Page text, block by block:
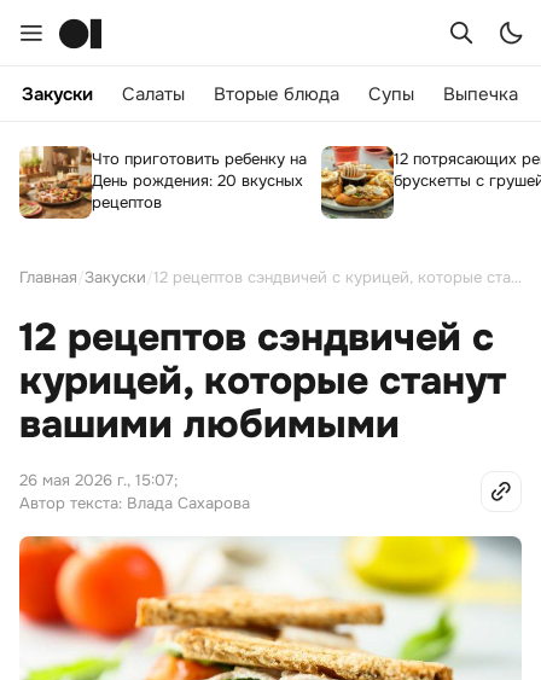
Закуски Салаты Вторые блюда Супы Выпечка
Что приготовить ребенку на
День рождения: 20 вкусных
рецептов
12 потрясающих
брускетты с
Главная Закуски 12 рецептов сэндвичей с курицей, которые станут вашими любимыми
12 рецептов сэндвичей с
курицей, которые станут
вашими любимыми
26 мая 2026 г., 15:07;
Автор текста: Влада Сахарова